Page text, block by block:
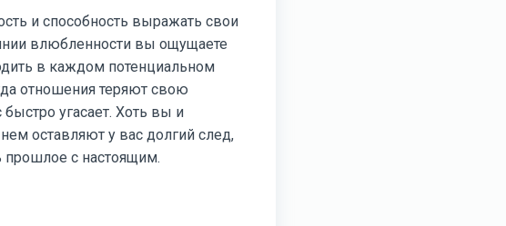
и способность выражать свои
влюбленности вы ощущаете
в каждом потенциальном
отношения теряют свою
угасает. Хоть вы и
оставляют у вас долгий след,
прошлое с настоящим.